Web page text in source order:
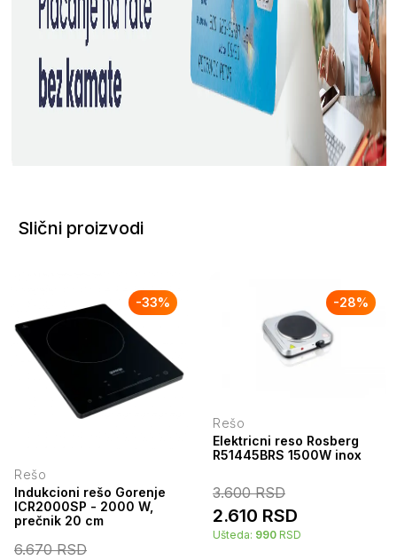
Slični proizvodi
-33%
Rešo
Indukcioni rešo Gorenje
ICR2000SP - 2000 W,
prečnik 20 cm
6.670RSD
-28%
Rešo
Elektricni reso Rosberg
R51445BRS 1500W inox
3.600RSD
2.610 RSD
Ušteda: 990 RSD